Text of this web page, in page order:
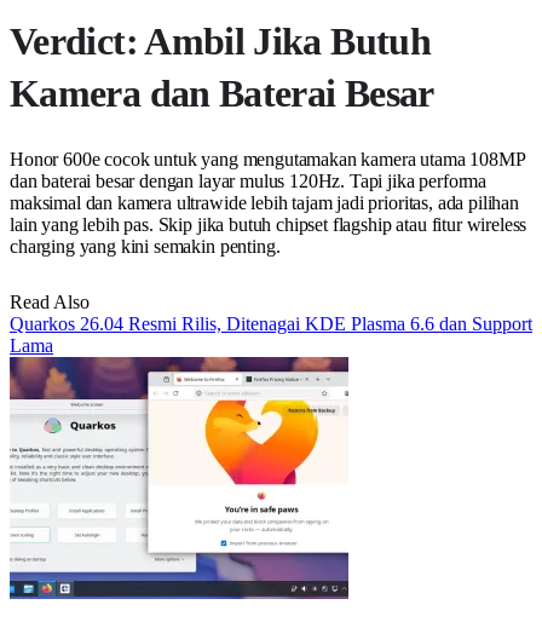
Verdict: Ambil Jika Butuh
Kamera dan Baterai Besar
Honor 600e cocok untuk yang mengutamakan kamera utama 108MP
dan baterai besar dengan layar mulus 120Hz. Tapi jika performa
maksimal dan kamera ultrawide lebih tajam jadi prioritas, ada pilihan
lain yang lebih pas. Skip jika butuh chipset flagship atau fitur wireless
charging yang kini semakin penting.
Read Also
Quarkos 26.04 Resmi Rilis, Ditenagai KDE Plasma 6.6 dan Support
Lama